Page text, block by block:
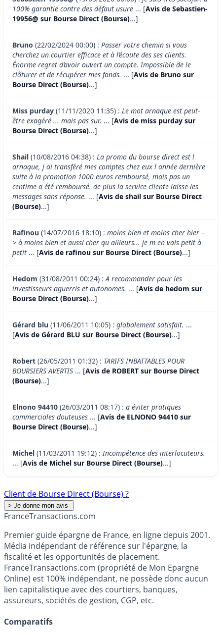
100% garantie contre des défaut usure ... [Avis de Sebastien-
19956@ sur Bourse Direct (Bourse)...]
Bruno (22/02/2024 00:00) : Passer votre chemin si vous
cherchez un courtier efficace et à l’écoute des ses clients.
Énorme regret d’avoir ouvert un compte. Impossible de le
clôturer et de récupérer mes fonds. ... [Avis de Bruno sur
Bourse Direct (Bourse)...]
Miss purday (11/11/2020 11:35) : Le mot arnaque est peut-
être exagéré ... mais pas sur. ... [Avis de miss purday sur
Bourse Direct (Bourse)...]
Shail (10/08/2016 04:38) : La promo du bourse direct est l
arnaque, j ai transféré mes comptes chez eux l année dernière
suite à la promotion 1000 euros remboursé, mais pas un
centime a été remboursé. de plus la service cliente laisse les
messages sans réponse. ... [Avis de shail sur Bourse Direct
(Bourse)...]
Rafinou (14/07/2016 18:10) : moins bien et moins cher hier --
> à moins bien et aussi cher qu ailleurs... je m en vais petit à
petit ... [Avis de rafinou sur Bourse Direct (Bourse)...]
Hedom (31/08/2011 00:24) :A recommander pour les
investisseurs aguerris et autonomes. ... [Avis de hedom sur
Bourse Direct (Bourse)...]
Gérard blu (11/06/2011 10:05) : globalement satisfait. ...
[Avis de Gérard BLU sur Bourse Direct (Bourse)...]
Robert (26/05/2011 01:32) : TARIFS INBATTABLES POUR
BOURSIERS AVERTIS ... [Avis de ROBERT sur Bourse Direct
(Bourse)...]
Elnono 94410 (26/03/2011 08:17) : a éviter pratiques
commerciales douteuses ... [Avis de ELNONO 94410 sur
Bourse Direct (Bourse)...]
Michel (11/03/2011 19:12) :Incompétence des interlocuteurs.
... [Avis de Michel sur Bourse Direct (Bourse)...]
Client de Bourse Direct (Bourse) ?
FranceTransactions.com
Premier guide épargne de France, en ligne depuis 2001.
Média indépendant de référence sur l'épargne, la
fiscalité et les opportunités de placement.
FranceTransactions.com (propriété de Mon Epargne
Online) est 100% indépendant, ne possède donc aucun
lien capitalistique avec des courtiers, banques,
assureurs, sociétés de gestion, CGP, etc.
Comparatifs